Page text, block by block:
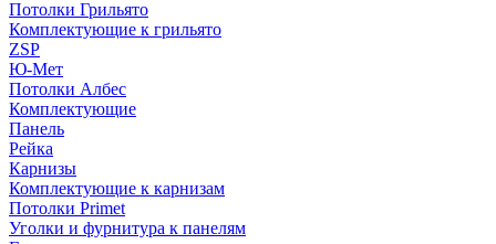
Потолки Грильято
Комплектующие к грильято
ZSP
Ю-Мет
Потолки Албес
Комплектующие
Панель
Рейка
Карнизы
Комплектующие к карнизам
Потолки Primet
Уголки и фурнитура к панелям